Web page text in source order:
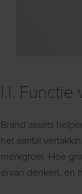
I.I. Functie
Brand assets
het aantal
merkgroei. Hoe
eraan denken, en